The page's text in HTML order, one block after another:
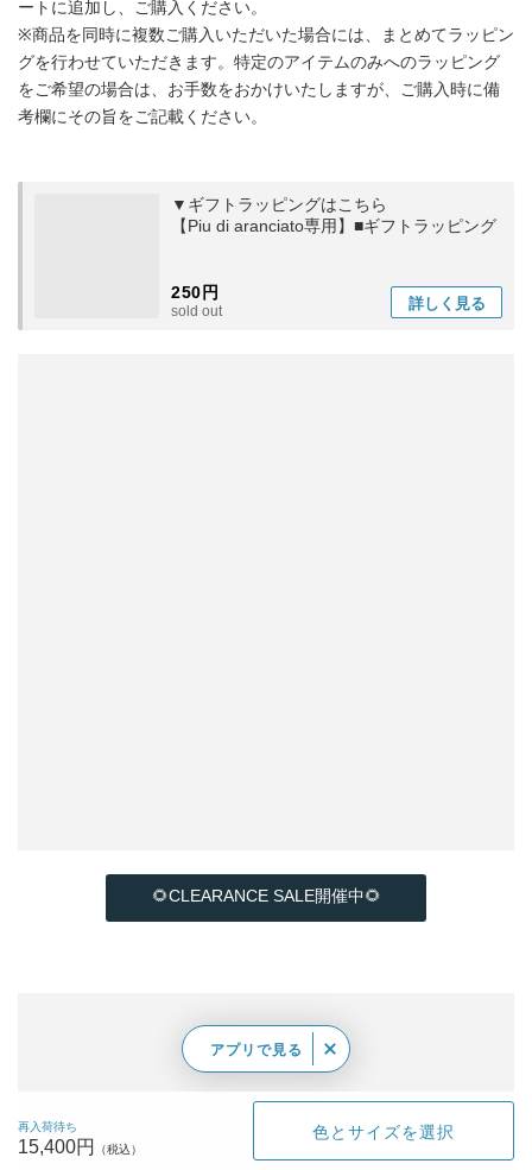
ートに追加し、ご購入ください。
※商品を同時に複数ご購入いただいた場合には、まとめてラッピン
グを行わせていただきます。特定のアイテムのみへのラッピング
をご希望の場合は、お手数をおかけいたしますが、ご購入時に備
考欄にその旨をご記載ください。
▼ギフトラッピングはこちら
【Piu di aranciato専用】■ギフトラッピング
250円
sold out 詳しく 見る
🌻CLEARANCE SALE開催中🌻
再入荷待ち
15,400円
色とサイズを選択
アプリで見る